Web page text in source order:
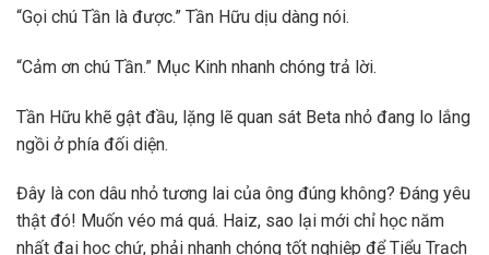
“Gọi chú Tần là được.” Tần Hữu dịu dàng nói.
“Cảm ơn chú Tần.” Mục Kinh nhanh chóng trả lời.
Tần Hữu khẽ gật đầu, lặng lẽ quan sát Beta nhỏ đang lo lắng
ngồi ở phía đối diện.
Đây là con dâu nhỏ tương lai của ông đúng không? Đáng yêu
thật đó! Muốn véo má quá. Haiz, sao lại mới chỉ học năm
nhất đại học chứ, phải nhanh chóng tốt nghiệp để Tiểu Trạch